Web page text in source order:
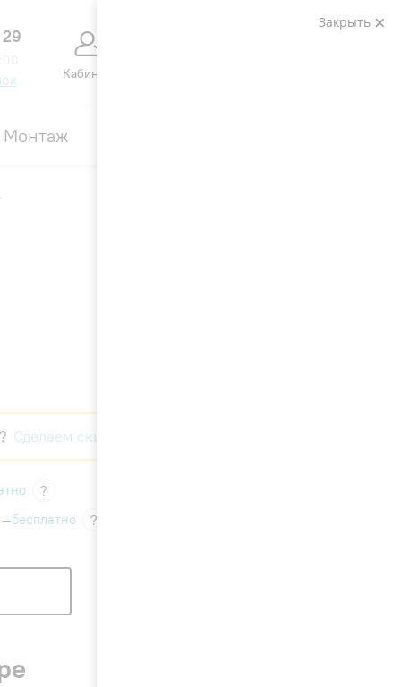
Кабинет
Монтаж
Сделаем скидку!
?
—бесплатно ?
Закрыть